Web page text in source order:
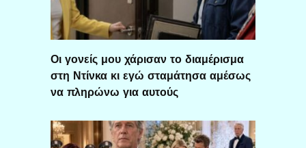
Οι γονείς μου χάρισαν το διαμέρισμα
στη Ντίνκα κι εγώ σταμάτησα αμέσως
να πληρώνω για αυτούς